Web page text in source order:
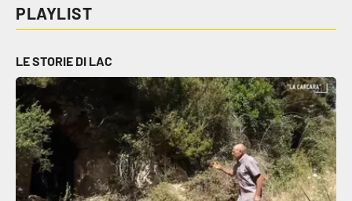
PLAYLIST
LE STORIE DI LAC